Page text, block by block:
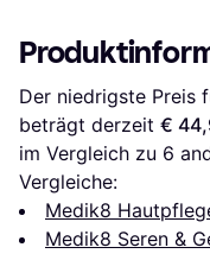
Der niedrigste Preis
beträgt derzeit €
im Vergleich zu 6
Vergleiche:
Medik8
Medik8 Seren &